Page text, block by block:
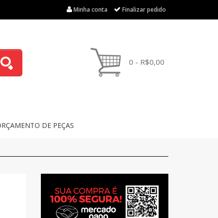
Minha conta Finalizar pedido
0 - R$0,00
DE PEÇAS